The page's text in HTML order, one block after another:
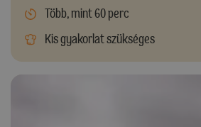
Több, mint 60 perc
Kis gyakorlat szükséges